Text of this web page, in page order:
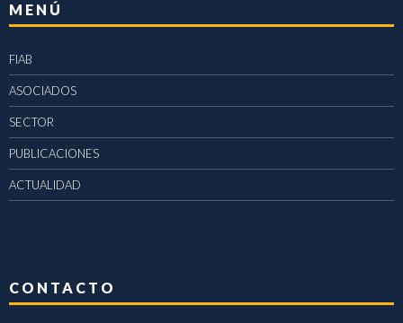
MENÚ
FIAB
ASOCIADOS
SECTOR
PUBLICACIONES
ACTUALIDAD
CONTACTO